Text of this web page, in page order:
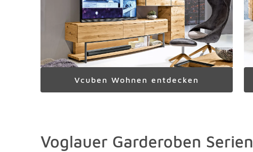
Vcuben Wohnen entdecken
Voglauer Garderoben Serien